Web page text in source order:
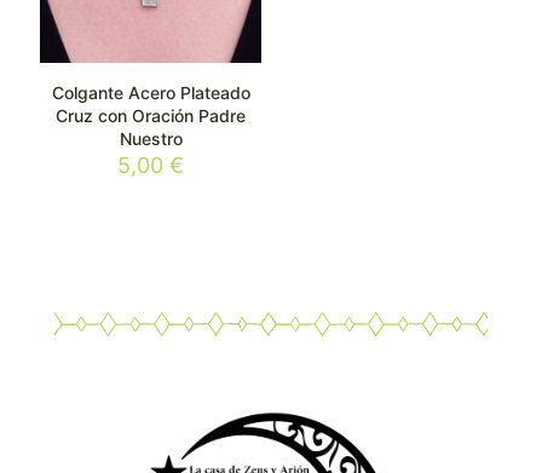
Colgante Acero Plateado
Cruz con Oración Padre
Nuestro
5,00€